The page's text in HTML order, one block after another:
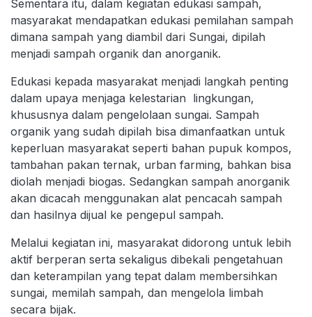
Sementara itu, dalam kegiatan edukasi sampah,
masyarakat mendapatkan edukasi pemilahan sampah
dimana sampah yang diambil dari Sungai, dipilah
menjadi sampah organik dan anorganik.
Edukasi kepada masyarakat menjadi langkah penting
dalam upaya menjaga kelestarian lingkungan,
khususnya dalam pengelolaan sungai. Sampah
organik yang sudah dipilah bisa dimanfaatkan untuk
keperluan masyarakat seperti bahan pupuk kompos,
tambahan pakan ternak, urban farming, bahkan bisa
diolah menjadi biogas. Sedangkan sampah anorganik
akan dicacah menggunakan alat pencacah sampah
dan hasilnya dijual ke pengepul sampah.
Melalui kegiatan ini, masyarakat didorong untuk lebih
aktif berperan serta sekaligus dibekali pengetahuan
dan keterampilan yang tepat dalam membersihkan
sungai, memilah sampah, dan mengelola limbah
secara bijak.